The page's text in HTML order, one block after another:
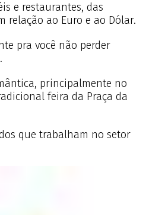
e restaurantes, das
relação ao Euro e ao Dólar.
pra você não perder
principalmente no
feira da Praça da
que trabalham no setor